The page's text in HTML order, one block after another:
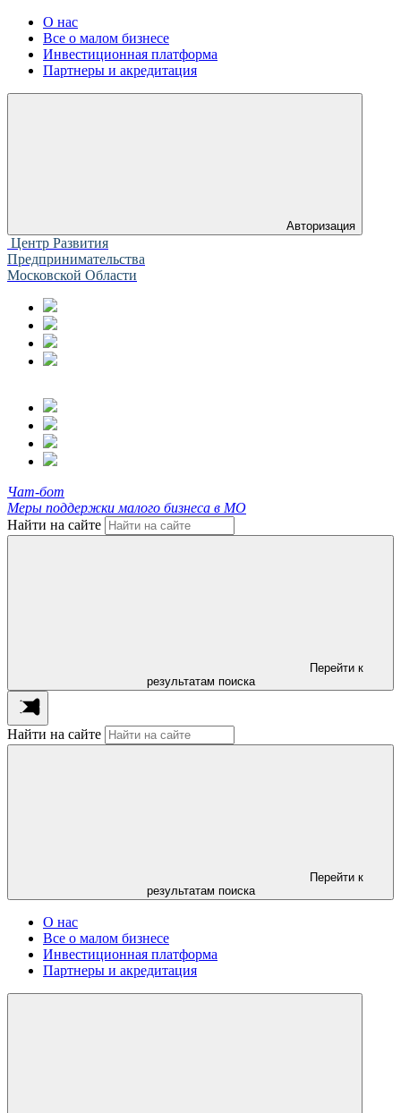
О нас
Все о малом бизнесе
Инвестиционная платформа
Партнеры и акредитация
Авторизация
Центр Развития
Предпринимательства
Московской Области
Чат-бот
Меры поддержки малого бизнеса в МО
Найти на сайте
Перейти к
результатам поиска
Найти на сайте
Перейти к
результатам поиска
О нас
Все о малом бизнесе
Инвестиционная платформа
Партнеры и акредитация